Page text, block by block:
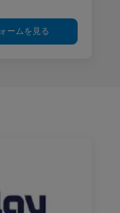
ームを見る